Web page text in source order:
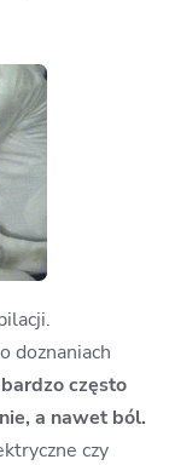
doznaniach
często
a nawet ból.
czy